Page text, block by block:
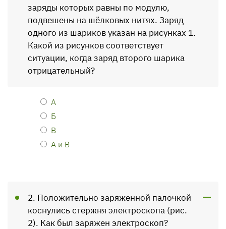
заряды которых равны по модулю,
подвешены на шёлковых нитях. За­ряд
одного из шариков указан на рисунках 1.
Какой из рисунков соответствует
ситуации, когда заряд второго шарика
отрицательный?
А
Б
В
А и В
2. Положительно заряженной палочкой
коснулись стержня электроскопа (рис.
2). Как был заряжен электроскоп?